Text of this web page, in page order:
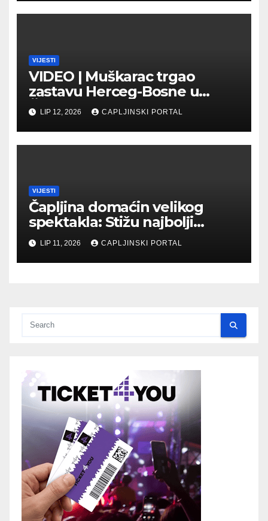
VIJESTI
VIDEO | Muškarac trgao
zastavu Herceg-Bosne u
Čapljini: Traži se hitno
uhićenje
LIP 12, 2026 CAPLJINSKI PORTAL
VIJESTI
Čapljina domaćin velikog
spektakla: Stižu najbolji
biciklisti Balkana
LIP 11, 2026 CAPLJINSKI PORTAL